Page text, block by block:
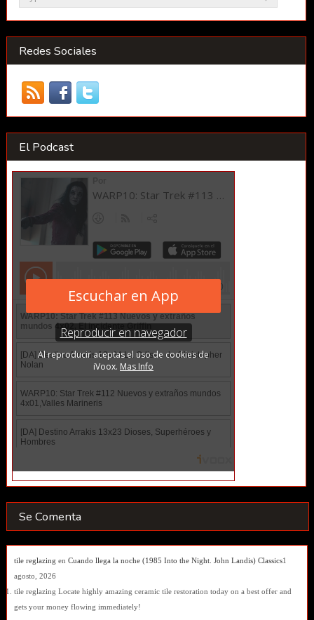
Redes Sociales
El Podcast
Se Comenta
tile reglazing en Cuando llega la noche (1985 Into the Night. John Landis) Classics1
agosto, 2026
tile reglazing Locate highly amazing ceramic tile restoration today on a best offer and
gets your money flowing immediately!